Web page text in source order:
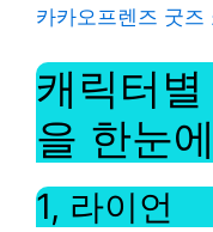
카카오프렌즈 굿즈
캐릭터
을 한눈에
1, 라이언